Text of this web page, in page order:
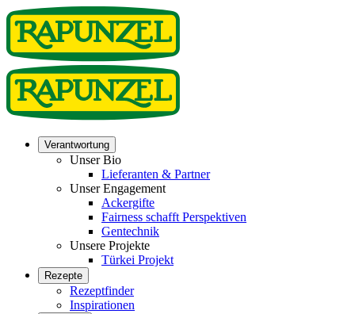
Verantwortung
Unser Bio
Lieferanten & Partner
Unser Engagement
Ackergifte
Fairness schafft Perspektiven
Gentechnik
Unsere Projekte
Türkei Projekt
Rezepte
Rezeptfinder
Inspirationen